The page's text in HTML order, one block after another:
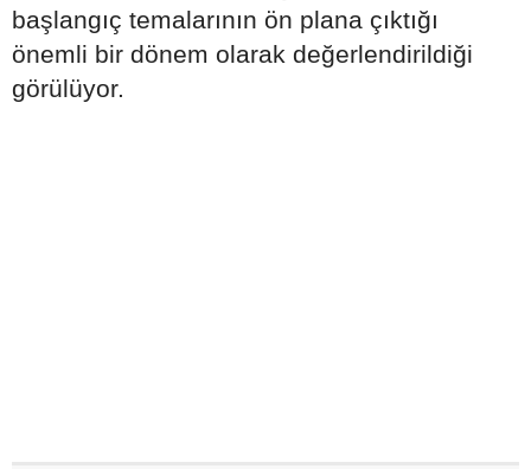
başlangıç temalarının ön plana çıktığı
önemli bir dönem olarak değerlendirildiği
görülüyor.